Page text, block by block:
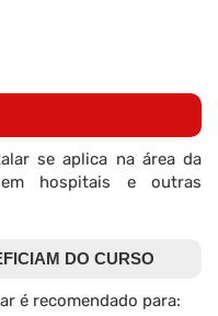
se aplica na área da
em hospitais e outras
DO CURSO
é recomendado para: